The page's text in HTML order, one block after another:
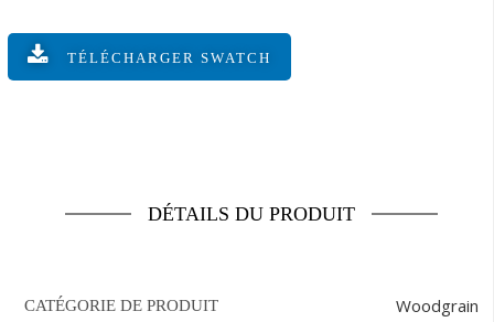
TÉLÉCHARGER SWATCH
DÉTAILS DU PRODUIT
CATÉGORIE DE PRODUIT Woodgrain